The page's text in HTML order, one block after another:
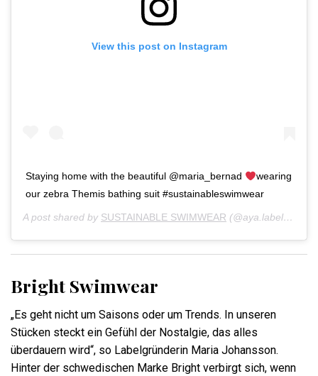
View this post on Instagram
Staying home with the beautiful @maria_bernad
wearing
our zebra Themis bathing suit #sustainableswimwear
A post shared by SUSTAINABLE SWIMWEAR (@aya.label) on
Bright Swimwear
„Es geht nicht um Saisons oder um Trends. In unseren
Stücken steckt ein Gefühl der Nostalgie, das alles
überdauern wird“, so Labelgründerin Maria Johansson.
Hinter der schwedischen Marke Bright verbirgt sich, wenn